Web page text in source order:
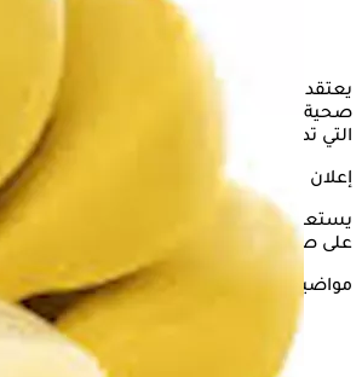
يعتقد بعض الأشخاص أن تناول الموز
صحية للجسم، على الرغم من محتواه العالي
التي تدعم الصحة بشكل كبير، خاصة عند
إعلان
يستعرض "الكونسلتو" في التقرير التالي تأثير
على صحة الجسم وفقًا لما ذكره موقع "verywellhealth".
مواضيع ذات صلة